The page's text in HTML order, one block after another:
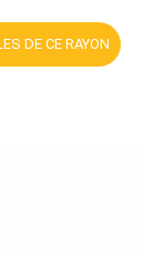
DE CE RAYON